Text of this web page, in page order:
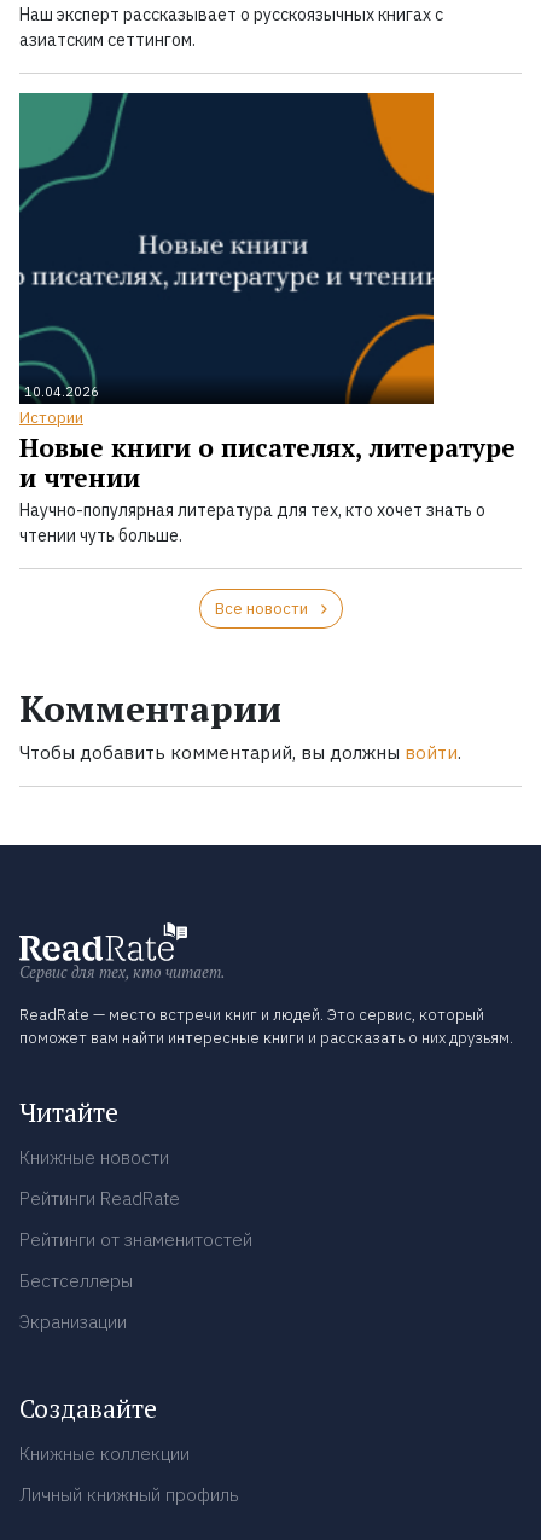
Наш эксперт рассказывает о русскоязычных книгах с
азиатским сеттингом.
10.04.2026
Истории
Новые книги о писателях, литературе
и чтении
Научно-популярная литература для тех, кто хочет знать о
чтении чуть больше.
Все новости
Комментарии
Чтобы добавить комментарий, вы должны войти.
Сервис для тех, кто читает.
ReadRate — место встречи книг и людей. Это сервис, который
поможет вам найти интересные книги и рассказать о них друзьям.
Читайте
Книжные новости
Рейтинги ReadRate
Рейтинги от знаменитостей
Бестселлеры
Экранизации
Создавайте
Книжные коллекции
Личный книжный профиль